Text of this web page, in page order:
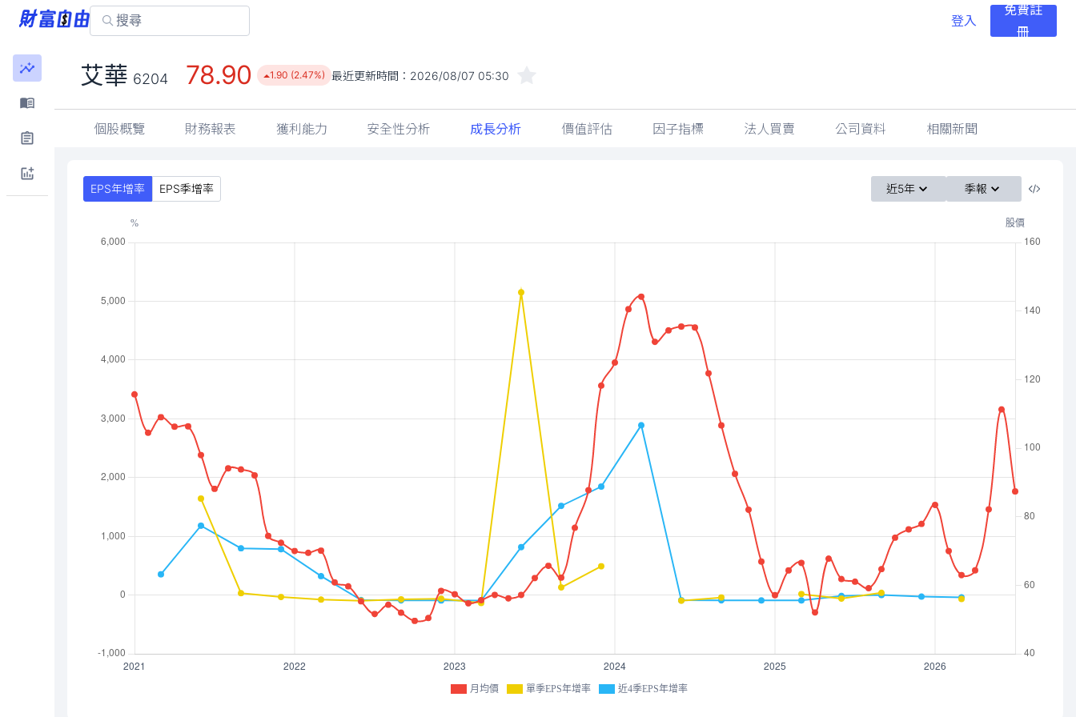
登入
免費註
冊
艾華 6204 78.90 1.90 (2.47%) 最近更新時間： 2026/08/07 05:30
個股概覽 財務報表 獲利能力 安全性分析 成長分析 價值評估 因子指標 法人買賣 公司資料 相關新聞
EPS年增率 EPS季增率 近5年 季報
月均價 單季EPS年增率 近4季EPS年增率